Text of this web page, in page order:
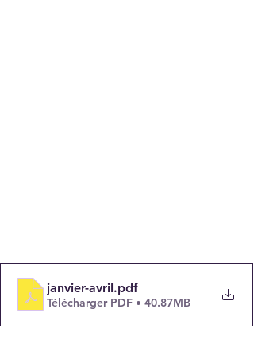
janvier-avril.pdf
Télécharger PDF • 40.87MB